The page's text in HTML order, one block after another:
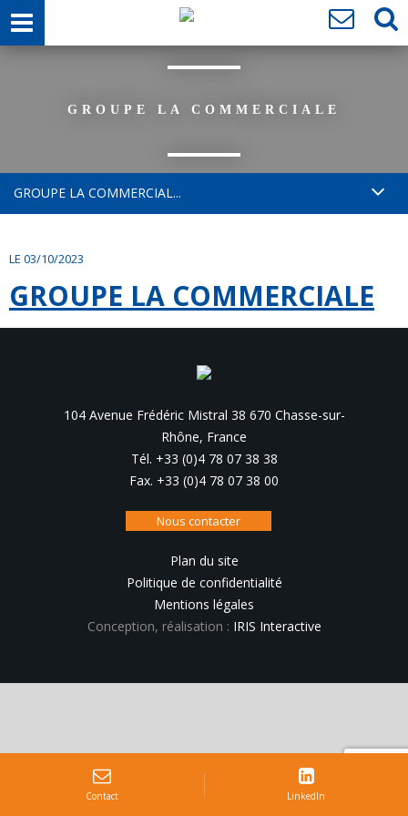
GROUPE LA COMMERCIALE
GROUPE LA COMMERCIAL...
LE 03/10/2023
GROUPE LA COMMERCIALE
104 Avenue Frédéric Mistral 38 670 Chasse-sur-
Rhône, France
Tél. +33 (0)4 78 07 38 38
Fax. +33 (0)4 78 07 38 00
Nous contacter
Plan du site
Politique de confidentialité
Mentions légales
Conception, réalisation : IRIS Interactive
Contact LinkedIn